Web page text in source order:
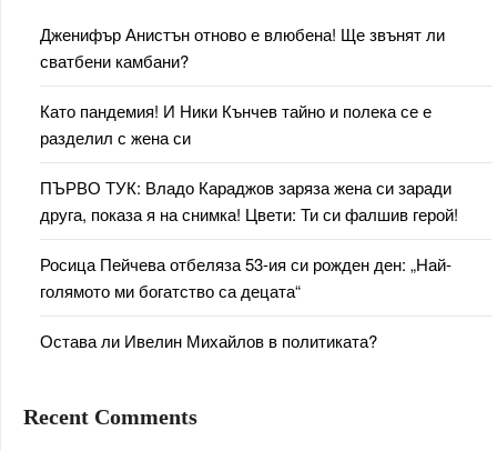
Дженифър Анистън отново е влюбена! Ще звънят ли
сватбени камбани?
Като пандемия! И Ники Кънчев тайно и полека се е
разделил с жена си
ПЪРВО ТУК: Владо Караджов заряза жена си заради
друга, показа я на снимка! Цвети: Ти си фалшив герой!
Росица Пейчева отбеляза 53-ия си рожден ден: „Най-
голямото ми богатство са децата“
Остава ли Ивелин Михайлов в политиката?
Recent Comments